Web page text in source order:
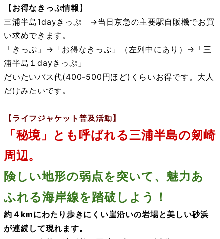
【お得なきっぷ情報】
三浦半島1dayきっぷ →当日京急の主要駅自販機でお買
い求めできます。
「きっぷ」→「お得なきっぷ」（左列中にあり）→「三
浦半島１dayきっぷ」
だいたいバス代(400-500円ほど)くらいお得です。大人
だけみたいです。
【ライフジャケット普及活動】
「秘境」とも呼ばれる三浦半島の剱崎
周辺。
険しい地形の弱点を突いて、魅力あ
ふれる海岸線を踏破しよう！
約４kmにわたり歩きにくい崖沿いの岩場と美しい砂浜
が連続して現れます。